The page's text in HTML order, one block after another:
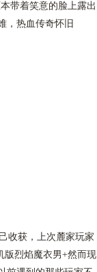
带着笑意的脸上露出
，热血传奇怀旧
收获，上次麓家玩家
版烈焰魔衣男+然而现